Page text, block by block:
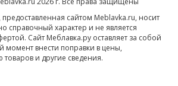
сайтом Meblavka.ru, носит
справочный характер и не является
Сайт Меблавка.ру оставляет за собой
момент внести поправки в цены,
товаров и другие сведения.